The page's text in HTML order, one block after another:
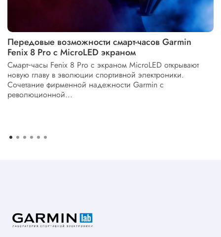
Передовые возможности смарт-часов Garmin
Fenix 8 Pro с MicroLED экраном
Смарт‑часы Fenix 8 Pro с экраном MicroLED открывают
новую главу в эволюции спортивной электроники.
Сочетание фирменной надежности Garmin с
революционной...